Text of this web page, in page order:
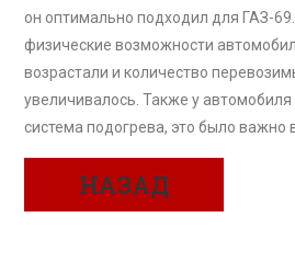
он оптимально подходил для ГАЗ-
физические возможности
возрастали и количество
увеличивалось. Также у автомобиля
система подогрева, это было важно
НАЗАД